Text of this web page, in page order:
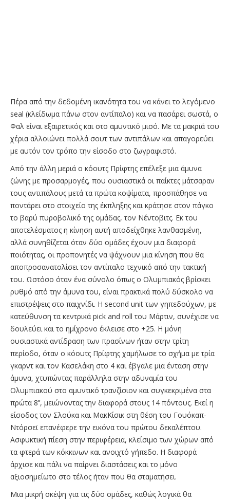
Πέρα από την δεδομένη ικανότητα του να κάνει το λεγόμενο
seal (κλείδωμα πάνω στον αντίπαλο) και να πασάρει σωστά, ο
Φαλ είναι εξαιρετικός και στο αμυντικό μισό. Με τα μακριά του
χέρια αλλοιώνει πολλά σουτ των αντιπάλων και απαγορεύει
με αυτόν τον τρόπο την είσοδο στο ζωγραφιστό.
Από την άλλη μεριά ο κόουτς Πρίφτης επέλεξε μια άμυνα
ζώνης με προσαρμογές, που ουσιαστικά οι παίκτες μάτσαραν
τους αντιπάλους μετά τα πρώτα κοψίματα, προσπάθησε να
ποντάρει στο στοιχείο της έκπληξης και κράτησε στον πάγκο
το βαρύ πυροβολικό της ομάδας, τον Νέντοβιτς. Εκ του
αποτελέσματος η κίνηση αυτή αποδείχθηκε λανθασμένη,
αλλά συνηθίζεται όταν δύο ομάδες έχουν μια διαφορά
ποιότητας, οι προπονητές να ψάχνουν μια κίνηση που θα
αποπροσανατολίσει τον αντίπαλο τεχνικό από την τακτική
του. Ωστόσο όταν ένα σύνολο όπως ο Ολυμπιακός βρίσκει
ρυθμό από την άμυνα του, είναι πρακτικά πολύ δύσκολο να
επιστρέψεις στο παιχνίδι. Η second unit των γηπεδούχων, με
κατεύθυνση τα κεντρικά pick and roll του Μάρτιν, συνέχισε να
δουλεύει και το ημίχρονο έκλεισε στο +25. Η μόνη
ουσιαστικά αντίδραση των πρασίνων ήταν στην τρίτη
περίοδο, όταν ο κόουτς Πρίφτης χαμήλωσε το σχήμα με τρία
γκαρντ και τον Κασελάκη στο 4 και έβγαλε μια ένταση στην
άμυνα, χτυπώντας παράλληλα στην αδυναμία του
Ολυμπιακού στο αμυντικό τρανζίσιον και συγκεκριμένα στα
πρώτα 8’’, μειώνοντας την διαφορά στους 14 πόντους. Εκεί η
είσοδος τον Σλούκα και ΜακΚίσικ στη θέση του Γουόκαπ-
Ντόρσεϊ επανέφερε την εικόνα του πρώτου δεκαλέπτου.
Ασφυκτική πίεση στην περιφέρεια, κλείσιμο των χώρων από
τα φτερά των κόκκινων και ανοιχτό γήπεδο. Η διαφορά
άρχισε και πάλι να παίρνει διαστάσεις και το μόνο
αξιοσημείωτο στο τέλος ήταν που θα σταματήσει.
Μια μικρή σκέψη για τις δύο ομάδες, καθώς λογικά θα